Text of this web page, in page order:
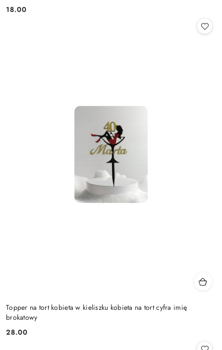
Cena:
18.00
Topper na tort kobieta w kieliszku kobieta na tort cyfra imię
brokatowy
Cena:
28.00